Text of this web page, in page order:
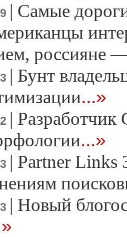
| Самые
россияне
| Бунт
...»
| Разработчик
...»
| Partner Links
| Новый